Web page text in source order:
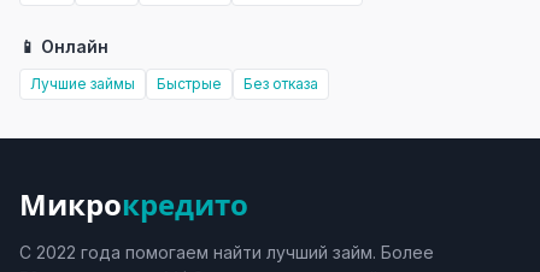
📱 Онлайн
Лучшие займы Быстрые Без отказа
Микрокредито
С 2022 года помогаем найти лучший займ. Более